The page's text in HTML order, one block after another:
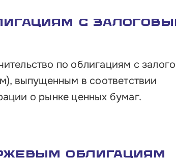
с
по облигациям с
выпущенным в соответствии
о рынке ценных бумаг.
облигациям